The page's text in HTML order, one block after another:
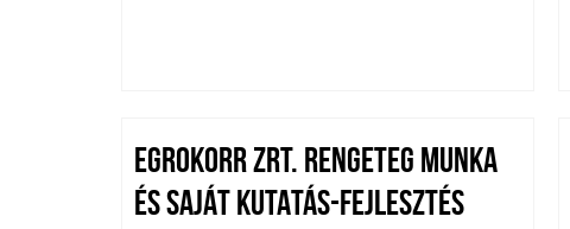
EGROKORR ZRT. RENGETEG MUNKA
ÉS SAJÁT KUTATÁS-FEJLESZTÉS